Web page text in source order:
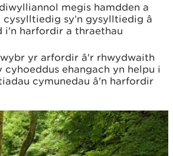
megis hamdden a
sy’n gysylltiedig â
i'n harfordir a thraethau
yr arfordir â'r rhwydwaith
cyhoeddus ehangach yn helpu i
cymunedau â'n harfordir